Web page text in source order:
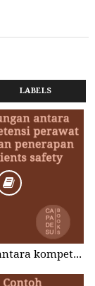
LABELS
Hubungan antara kompetensi perawat dengan penerapan patients safety